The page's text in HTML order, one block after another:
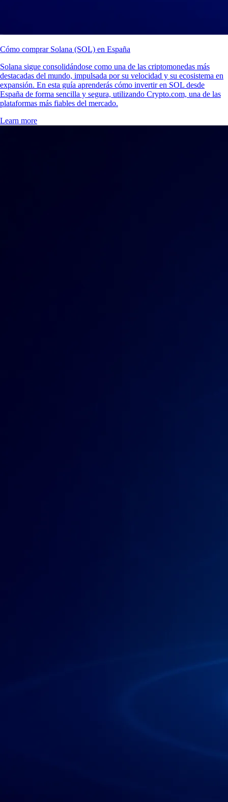
Cómo comprar Solana (SOL) en España
Solana sigue consolidándose como una de las criptomonedas más
destacadas del mundo, impulsada por su velocidad y su ecosistema en
expansión. En esta guía aprenderás cómo invertir en SOL desde
España de forma sencilla y segura, utilizando Crypto.com, una de las
plataformas más fiables del mercado.
Learn more